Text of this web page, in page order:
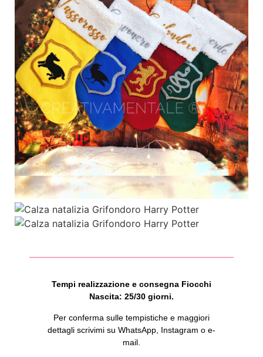
Tempi realizzazione e consegna Fiocchi
Nascita: 25/30 giorni.
Per conferma sulle tempistiche e maggiori
dettagli scrivimi su WhatsApp, Instagram o e-
mail.